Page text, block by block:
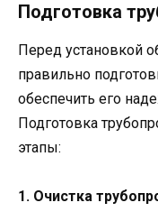
Подготовка
Перед установкой
правильно
обеспечить его
Подготовка
этапы:
1. Очистка